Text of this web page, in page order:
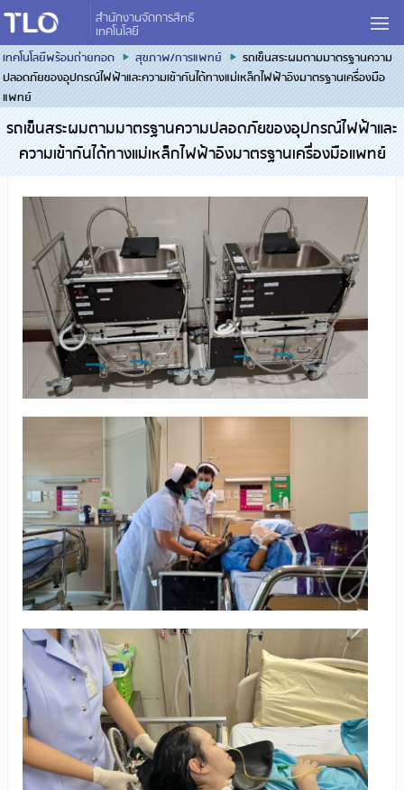
สำนักงานจัดการสิทธิ
เทคโนโลยี
เทคโนโลยีพร้อมถ่ายทอด
สุขภาพ/การแพทย์
รถเข็นสระผมตามมาตรฐานความ
ปลอดภัยของอุปกรณ์ไฟฟ้าและความเข้ากันได้ทางแม่เหล็กไฟฟ้าอิงมาตรฐานเครื่องมือ
แพทย์
รถเข็นสระผมตามมาตรฐานความปลอดภัยของอุปกรณ์ไฟฟ้าและ
ความเข้ากันได้ทางแม่เหล็กไฟฟ้าอิงมาตรฐานเครื่องมือแพทย์